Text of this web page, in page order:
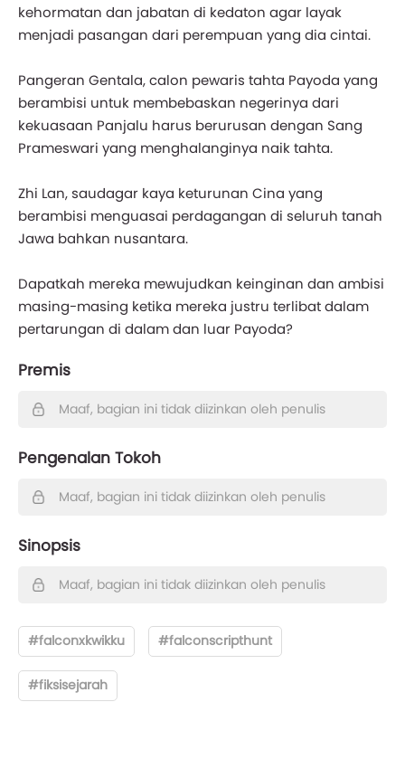
kehormatan dan jabatan di kedaton agar layak
menjadi pasangan dari perempuan yang dia cintai.
Pangeran Gentala, calon pewaris tahta Payoda yang
berambisi untuk membebaskan negerinya dari
kekuasaan Panjalu harus berurusan dengan Sang
Prameswari yang menghalanginya naik tahta.
Zhi Lan, saudagar kaya keturunan Cina yang
berambisi menguasai perdagangan di seluruh tanah
Jawa bahkan nusantara.
Dapatkah mereka mewujudkan keinginan dan ambisi
masing-masing ketika mereka justru terlibat dalam
pertarungan di dalam dan luar Payoda?
Premis
Maaf, bagian ini tidak diizinkan oleh penulis
Pengenalan Tokoh
Maaf, bagian ini tidak diizinkan oleh penulis
Sinopsis
Maaf, bagian ini tidak diizinkan oleh penulis
#falconxkwikku #falconscripthunt
#fiksisejarah